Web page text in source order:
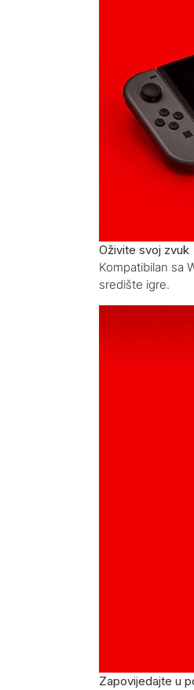
Oživite svoj zvuk
Kompatibilan sa
središte igre.
Zapovijedajte u